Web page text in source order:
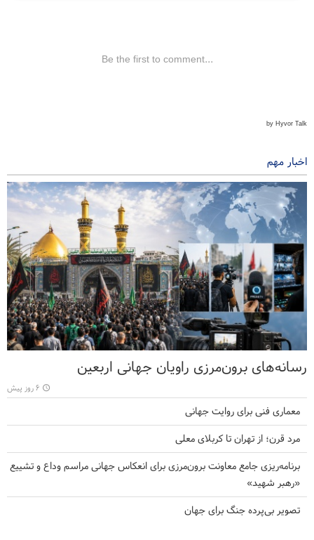
اخبار مهم
رسانه‌های برون‌مرزی راویان جهانی اربعین
۶ روز پیش
معماری فنی برای روایت جهانی
مرد قرن؛ از تهران تا کربلای معلی
برنامه‌ریزی جامع معاونت برون‌مرزی برای انعکاس جهانی مراسم وداع و تشییع
«رهبر شهید»
تصویر بی‌پرده جنگ برای جهان